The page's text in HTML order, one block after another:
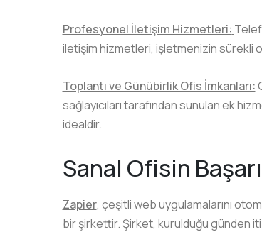
Profesyonel İletişim Hizmetleri:
iletişim hizmetleri, işletmenizin sürekli
Toplantı ve Günübirlik Ofis İmkanları:
sağlayıcıları tarafından sunulan ek
idealdir.
Sanal Ofisin
Zapier, çeşitli web uygulamalarını
bir şirkettir. Şirket, kurulduğu günden